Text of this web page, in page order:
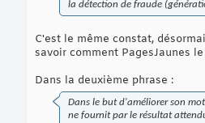
la détection de fraude
C'est le même constat,
savoir comment PagesJaunes
Dans la deuxième phrase :
Dans le but d'améliorer son
ne fournit par le résultat